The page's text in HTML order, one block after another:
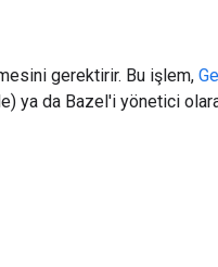
gerektirir. Bu işlem,
ya da Bazel'i yönetici